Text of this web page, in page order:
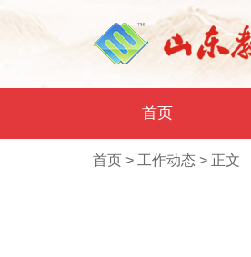
首页
首页 > 工作动态 > 正文